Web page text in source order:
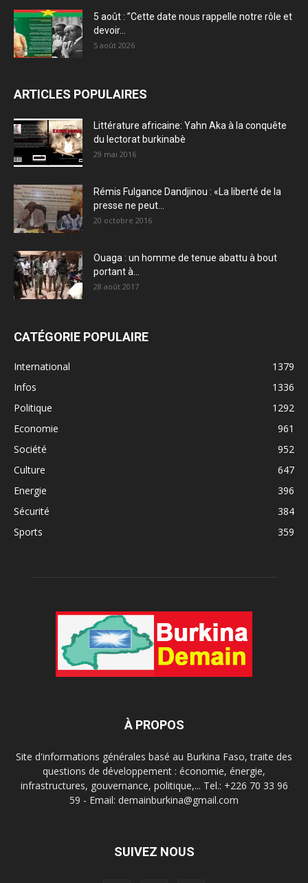
5 août : ”Cette date nous rappelle notre rôle et
devoir...
5 août 2026
ARTICLES POPULAIRES
Littérature africaine: Yahn Aka à la conquête
du lectorat burkinabè
29 mai 2016
Rémis Fulgance Dandjinou : «La liberté de la
presse ne peut...
20 octobre 2016
Ouaga : un homme de tenue abattu à bout
portant à...
28 août 2017
CATÉGORIE POPULAIRE
International
1379
Infos
1336
Politique
1292
Economie
961
Société
952
Culture
647
Energie
396
Sécurité
384
Sports
359
À PROPOS
Site d'informations générales basé au Burkina Faso, traite des
questions de développement : économie, énergie,
infrastructures, gouvernance, politique,... Tel.: +226 70 33 96
59 - Email: demainburkina@gmail.com
SUIVEZ NOUS